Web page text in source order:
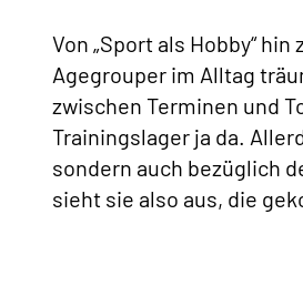
Von „Sport als Hobby“
Agegrouper im Alltag
zwischen Terminen und
Trainingslager ja da.
sondern auch bezüglich
sieht sie also aus, die